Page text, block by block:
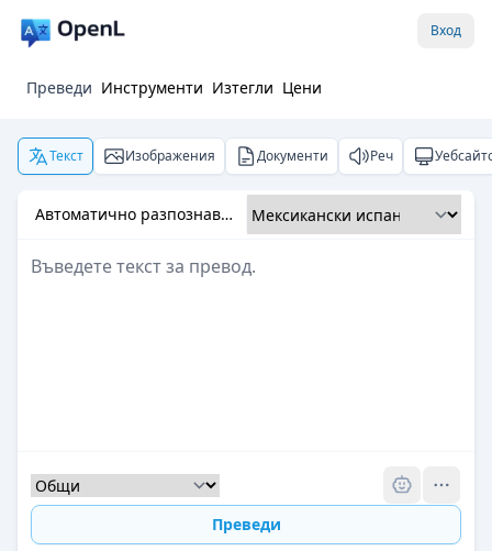
Вход
Преведи Инструменти Изтегли Цени
Текст Изображения Документи Реч
Автоматично разпознаване
Преведи